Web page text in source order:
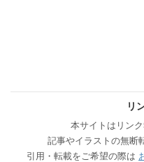
リ
本サイトはリン
記事やイラストの無断
引用・転載をご希望の際は